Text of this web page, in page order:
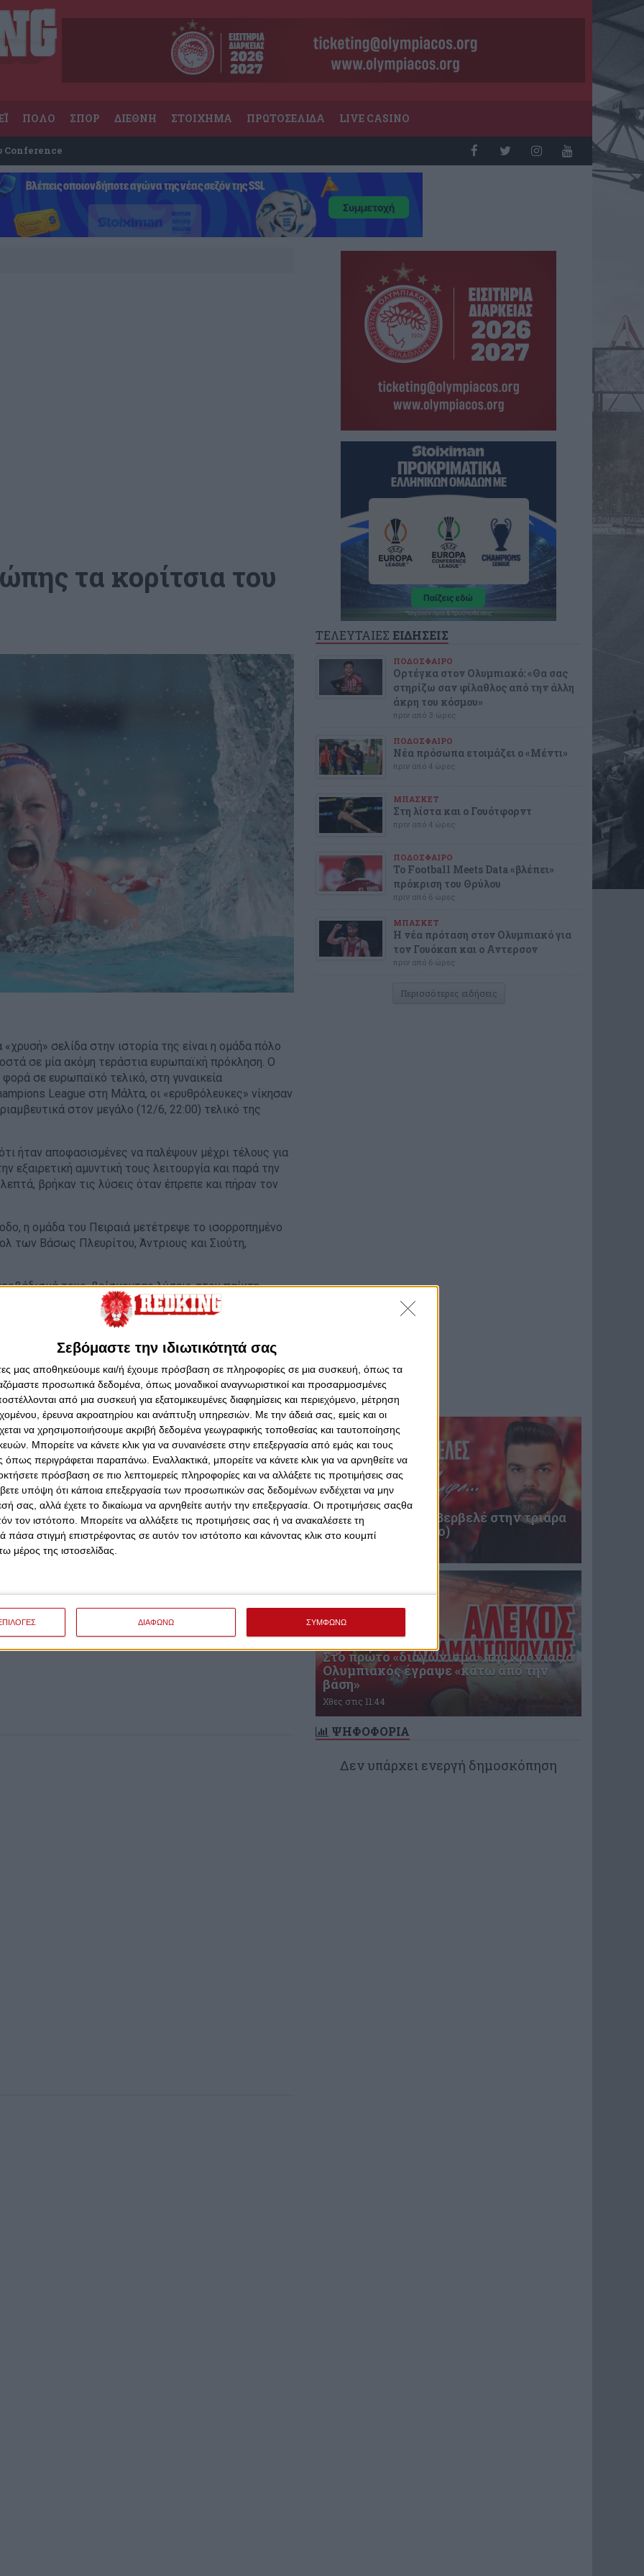
Σεβόμαστε την ιδιωτικότητά σας
μας αποθηκεύουμε και/ή έχουμε πρόσβαση σε πληροφορίες σε μια συσκευή, όπως τα
προσωπικά δεδομένα, όπως μοναδικοί αναγνωριστικοί και προσαρμοσμένες
από μια συσκευή για εξατομικευμένες διαφημίσεις και περιεχόμενο, μέτρηση
έρευνα ακροατηρίου και ανάπτυξη υπηρεσιών. Με την άδειά σας, εμείς και οι
να χρησιμοποιήσουμε ακριβή δεδομένα γεωγραφικής τοποθεσίας και ταυτοποίησης
Μπορείτε να κάνετε κλικ για να συναινέσετε στην επεξεργασία από εμάς και τους
περιγράφεται παραπάνω. Εναλλακτικά, μπορείτε να κάνετε κλικ για να αρνηθείτε να
πρόσβαση σε πιο λεπτομερείς πληροφορίες και να αλλάξετε τις προτιμήσεις σας
υπόψη ότι κάποια επεξεργασία των προσωπικών σας δεδομένων ενδέχεται να μην
σας, αλλά έχετε το δικαίωμα να αρνηθείτε αυτήν την επεξεργασία. Οι προτιμήσεις σαςθα
τον ιστότοπο. Μπορείτε να αλλάξετε τις προτιμήσεις σας ή να ανακαλέσετε τη
στιγμή επιστρέφοντας σε αυτόν τον ιστότοπο και κάνοντας κλικ στο κουμπί
μέρος της ιστοσελίδας.
ΔΙΑΦΩΝΩ ΣΥΜΦΩΝΩ
ΠΟΛΟ ΣΠΟΡ ΔΙΕΘΝΗ ΣΤΟΙΧΗΜΑ ΠΡΩΤΟΣΕΛΙΔΑ LIVE CASINO
Conference
τα κορίτσια του
σελίδα στην ιστορία της είναι η ομάδα πόλο
σε μία ακόμη τεράστια ευρωπαϊκή πρόκληση. Ο
σε ευρωπαϊκό τελικό, στη γυναικεία
League στη Μάλτα, οι «ερυθρόλευκες» νίκησαν
στον μεγάλο (12/6, 22:00) τελικό της
ήταν αποφασισμένες να παλέψουν μέχρι τέλους για
εξαιρετική αμυντική τους λειτουργία και παρά την
βρήκαν τις λύσεις όταν έπρεπε και πήραν τον
η ομάδα του Πειραιά μετέτρεψε το ισορροπημένο
των Βάσως Πλευρίτου, Άντριους και Σιούτη,
τους, βρίσκοντας λύσεις στον παίκτη
της τρίτης περιόδου τις βρήκε μπροστά στο σκορ με
το προβάδισμα τους οι Πειραιώτισσες και
Κ. 2, Γκιράλ 1, Μορέλ 1, Ρέμερ 4, Καμπρέ,
Μπέχρενς
Κουρέτα, Σάντα 1, Τριχά 4, Άντριους 4,
Μυριοκεφαλιτάκη, Φαν ντεν Ντόμπελστιν,
ΤΕΛΕΥΤΑΙΕΣ ΕΙΔΗΣΕΙΣ
ΠΟΔΟΣΦΑΙΡΟ
Ορτέγκα στον Ολυμπιακό: «Θα σας
στηρίζω σαν φίλαθλος από την άλλη
άκρη του κόσμου»
πριν από 3 ώρες
ΠΟΔΟΣΦΑΙΡΟ
Νέα πρόσωπα ετοιμάζει ο «Μέντι»
πριν από 4 ώρες
ΜΠΑΣΚΕΤ
Στη λίστα και ο Γουότφορντ
πριν από 4 ώρες
ΠΟΔΟΣΦΑΙΡΟ
Το Football Meets Data «βλέπει»
πρόκριση του Θρύλου
πριν από 6 ώρες
ΜΠΑΣΚΕΤ
Η νέα πρόταση στον Ολυμπιακό για
τον Γουόκαπ και ο Αντερσον
πριν από 6 ώρες
Περισσότερες ειδήσεις
Επική περιγραφή Βερβελέ στην τριάρα
του Θρύλου! (video)
Στο πρώτο «διαγώνισμα» της χρονιάς ο
Ολυμπιακός έγραψε «κάτω από την
βάση»
Χθες στις 11:44
ΨΗΦΟΦΟΡΙΑ
Δεν υπάρχει ενεργή δημοσκόπηση